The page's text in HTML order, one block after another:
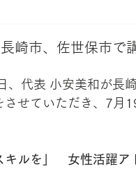
ム
研修・ワークショップ
長崎市、佐世保市
、代表 小安美和が長
させていただき、7月
キルを」　女性活躍